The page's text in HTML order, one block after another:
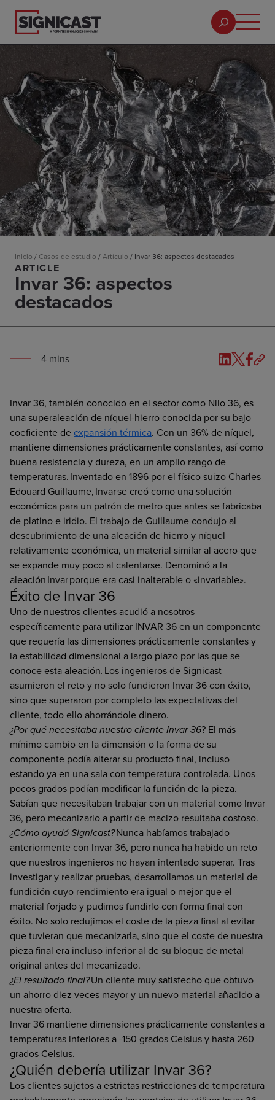
Inicio / Casos de estudio /Artículo / Invar 36: aspectos destacados
ARTICLE
Invar 36: aspectos
destacados
4 mins
Invar 36, también conocido en el sector como Nilo 36, es
una superaleación de níquel-hierro conocida por su bajo
coeficiente deexpansión térmica. Con un 36% de níquel,
mantiene dimensiones prácticamente constantes, así como
buena resistencia y dureza, en un amplio rango de
temperaturas. Inventado en 1896 por el físico suizo Charles
Edouard Guillaume, Invar se creó como una solución
económica para un patrón de metro que antes se fabricaba
de platino e iridio. El trabajo de Guillaume condujo al
descubrimiento de una aleación de hierro y níquel
relativamente económica, un material similar al acero que
se expande muy poco al calentarse. Denominó a la
aleación Invar porque era casi inalterable o «invariable».
Éxito de Invar 36
Uno de nuestros clientes acudió a nosotros
específicamente para utilizar INVAR 36 en un componente
que requería las dimensiones prácticamente constantes y
la estabilidad dimensional a largo plazo por las que se
conoce esta aleación. Los ingenieros de Signicast
asumieron el reto y no solo fundieron Invar 36 con éxito,
sino que superaron por completo las expectativas del
cliente, todo ello ahorrándole dinero.
¿Por qué necesitaba nuestro cliente Invar 36? El más
mínimo cambio en la dimensión o la forma de su
componente podía alterar su producto final, incluso
estando ya en una sala con temperatura controlada. Unos
pocos grados podían modificar la función de la pieza.
Sabían que necesitaban trabajar con un material como Invar
36, pero mecanizarlo a partir de macizo resultaba costoso.
¿Cómo ayudó Signicast?Nunca habíamos trabajado
anteriormente con Invar 36, pero nunca ha habido un reto
que nuestros ingenieros no hayan intentado superar. Tras
investigar y realizar pruebas, desarrollamos un material de
fundición cuyo rendimiento era igual o mejor que el
material forjado y pudimos fundirlo con forma final con
éxito. No solo redujimos el coste de la pieza final al evitar
que tuvieran que mecanizarla, sino que el coste de nuestra
pieza final era incluso inferior al de su bloque de metal
original antes del mecanizado.
¿El resultado final?Un cliente muy satisfecho que obtuvo
un ahorro diez veces mayor y un nuevo material añadido a
nuestra oferta.
Invar 36 mantiene dimensiones prácticamente constantes a
temperaturas inferiores a -150 grados Celsius y hasta 260
grados Celsius.
¿Quién debería utilizar Invar 36?
Los clientes sujetos a estrictas restricciones de temperatura